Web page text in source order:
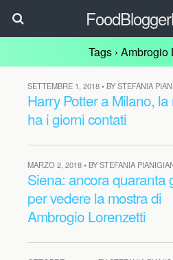
Tags › Ambrogio
SETTEMBRE 1, 2018 • BY STEFANIA
Harry Potter a Milano, la
ha i giorni contati
MARZO 2, 2018 • BY STEFANIA
Siena: ancora quaranta
per vedere la mostra di
Ambrogio Lorenzetti